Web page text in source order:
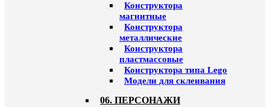
Конструктора
магнитные
Конструктора
металлические
Конструктора
пластмассовые
Конструктора типа Lego
Модели для склеивания
06. ПЕРСОНАЖИ